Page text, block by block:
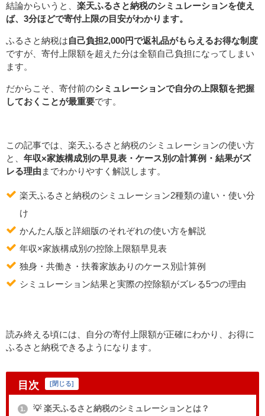
結論からいうと、 楽天ふるさと納税のシミュレーションを使え
ば、3分ほどで寄付上限の目安がわかります。
ふるさと納税は 自己負担2,000円で返礼品がもらえるお得な制度
ですが、寄付上限額を超えた分は全額自己負担になってしまい
ます。
だからこそ、寄付前のシミュレーションで自分の上限額を把握
しておくことが最重要です。
この記事では、楽天ふるさと納税のシミュレーションの使い方
と、 年収×家族構成別の早見表・ケース別の計算例・結果がズ
レる理由 までわかりやすく解説します。
楽天ふるさと納税のシミュレーション2種類の違い・使い分
け
かんたん版と詳細版のそれぞれの使い方を解説
年収×家族構成別の控除上限額早見表
独身・共働き・扶養家族ありのケース別計算例
シミュレーション結果と実際の控除額がズレる5つの理由
読み終える頃には、自分の寄付上限額が正確にわかり、お得に
ふるさと納税できるようになります。
目次 閉じる
1. 💡 楽天ふるさと納税のシミュレーションとは？